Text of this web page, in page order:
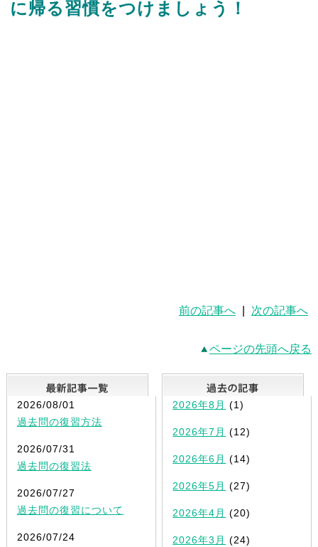
に帰る習慣をつけましょう！
前の記事へ 次の記事へ
ページの先頭へ戻る
最新記事一覧
2026/08/01
過去問の復習方法
2026/07/31
過去問の復習法
2026/07/27
過去問の復習について
2026/07/24
2026年8月 (1)
2026年7月 (12)
2026年6月 (14)
2026年5月 (27)
2026年4月 (20)
2026年3月 (24)